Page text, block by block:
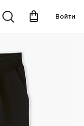
Войти